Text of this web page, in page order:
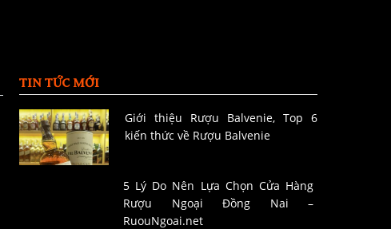
TIN TỨC MỚI
Giới thiệu Rượu Balvenie, Top 6
kiến thức về Rượu Balvenie
5 Lý Do Nên Lựa Chọn Cửa Hàng
Rượu Ngoại Đồng Nai –
RuouNgoai.net